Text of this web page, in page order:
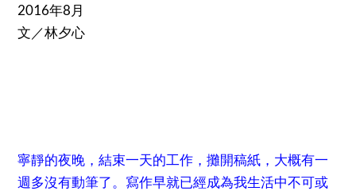
2016年8月
文／林夕心
寧靜的夜晚，結束一天的工作，攤開稿紙，大概有一
週多沒有動筆了。寫作早就已經成為我生活中不可或